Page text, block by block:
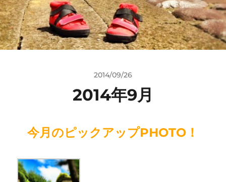
2014/09/26
2014年9月
今月のピックアップPHOTO！